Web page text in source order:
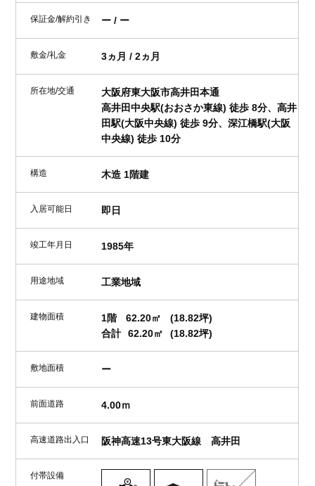
保証金/解約引き ー / ー
敷金/礼金 3ヵ月 / 2ヵ月
所在地/交通
大阪府東大阪市高井田本通
高井田中央駅(おおさか東線) 徒歩 8分、高井
田駅(大阪中央線) 徒歩 9分、深江橋駅(大阪
中央線) 徒歩 10分
構造 木造 1階建
入居可能日 即日
竣工年月日 1985年
用途地域 工業地域
建物面積 1階 62.20㎡
(18.82坪)
合計
62.20㎡ (18.82坪)
敷地面積 ー
前面道路 4.00ｍ
高速道路出入口 阪神高速13号東大阪線 高井田
付帯設備